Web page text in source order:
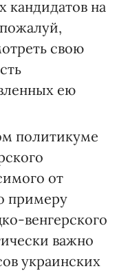
кандидатов на
свою
ею
политикуме
от
примеру
венгерского
важно
украинских